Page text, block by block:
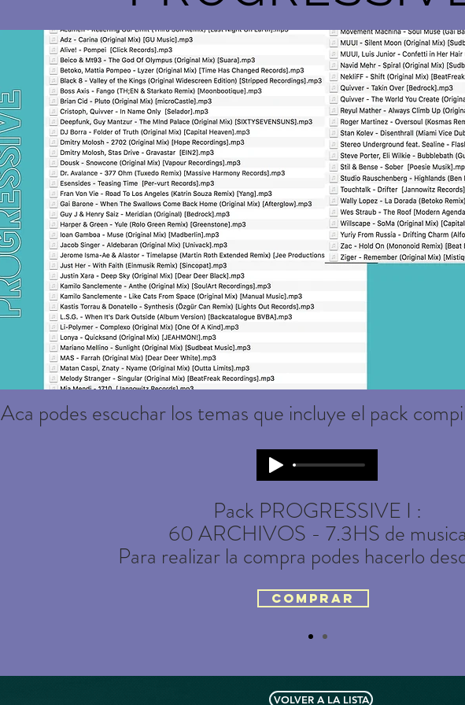
Aca podes escuchar los temas que incluye el pack
Pack PROGRESSIVE I :
60 ARCHIVOS - 7.3HS de musica
Para realizar la compra podes hacerlo
COMPRAR
VOLVER A LA LISTA